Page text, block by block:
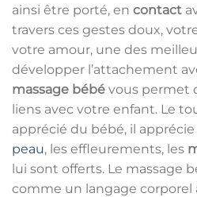
ainsi être porté, en contact
travers ces gestes doux,
votre amour, une des
développer l’attachement
massage bébé vous permet
liens avec votre enfant. Le
apprécié du bébé, il
peau, les effleurements, les
lui sont offerts. Le massage
comme un langage corporel